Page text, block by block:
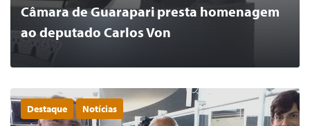
Câmara de Guarapari presta homenagem
ao deputado Carlos Von
Destaque Notícias